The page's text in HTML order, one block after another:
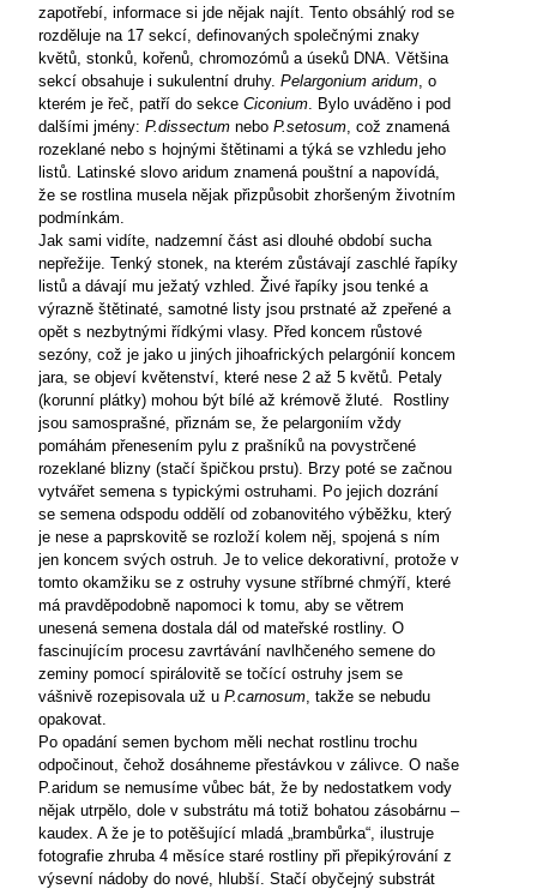
zapotřebí, informace si jde nějak najít. Tento obsáhlý rod se
rozděluje na 17 sekcí, definovaných společnými znaky
květů, stonků, kořenů, chromozómů a úseků DNA. Většina
sekcí obsahuje i sukulentní druhy. Pelargonium aridum, o
kterém je řeč, patří do sekce Ciconium. Bylo uváděno i pod
dalšími jmény: P.dissectum nebo P.setosum, což znamená
rozeklané nebo s hojnými štětinami a týká se vzhledu jeho
listů. Latinské slovo aridum znamená pouštní a napovídá,
že se rostlina musela nějak přizpůsobit zhoršeným životním
podmínkám.
Jak sami vidíte, nadzemní část asi dlouhé období sucha
nepřežije. Tenký stonek, na kterém zůstávají zaschlé řapíky
listů a dávají mu ježatý vzhled. Živé řapíky jsou tenké a
výrazně štětinaté, samotné listy jsou prstnaté až zpeřené a
opět s nezbytnými řídkými vlasy. Před koncem růstové
sezóny, což je jako u jiných jihoafrických pelargónií koncem
jara, se objeví květenství, které nese 2 až 5 květů. Petaly
(korunní plátky) mohou být bílé až krémově žluté.
Rostliny
jsou samosprašné, přiznám se, že pelargoniím vždy
pomáhám přenesením pylu z prašníků na povystrčené
rozeklané blizny (stačí špičkou prstu). Brzy poté se začnou
vytvářet semena s typickými ostruhami. Po jejich dozrání
se semena odspodu oddělí od zobanovitého výběžku, který
je nese a paprskovitě se rozloží kolem něj, spojená s ním
jen koncem svých ostruh. Je to velice dekorativní, protože v
tomto okamžiku se z ostruhy vysune stříbrné chmýří, které
má pravděpodobně napomoci k tomu, aby se větrem
unesená semena dostala dál od mateřské rostliny. O
fascinujícím procesu zavrtávání navlhčeného semene do
zeminy pomocí spirálovitě se točící ostruhy jsem se
vášnivě rozepisovala už u P.carnosum, takže se nebudu
opakovat.
Po opadání semen bychom měli nechat rostlinu trochu
odpočinout, čehož dosáhneme přestávkou v zálivce. O naše
P.aridum se nemusíme vůbec bát, že by nedostatkem vody
nějak utrpělo, dole v substrátu má totiž bohatou zásobárnu –
kaudex. A že je to potěšující mladá „brambůrka“, ilustruje
fotografie zhruba 4 měsíce staré rostliny při přepikýrování z
výsevní nádoby do nové, hlubší. Stačí obyčejný substrát